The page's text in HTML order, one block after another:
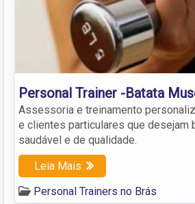
Personal Trainer -Batata
Assessoria e treinamento
e clientes particulares que desejam
saudável e de qualidade.
Leia Mais
Personal Trainers no Brás